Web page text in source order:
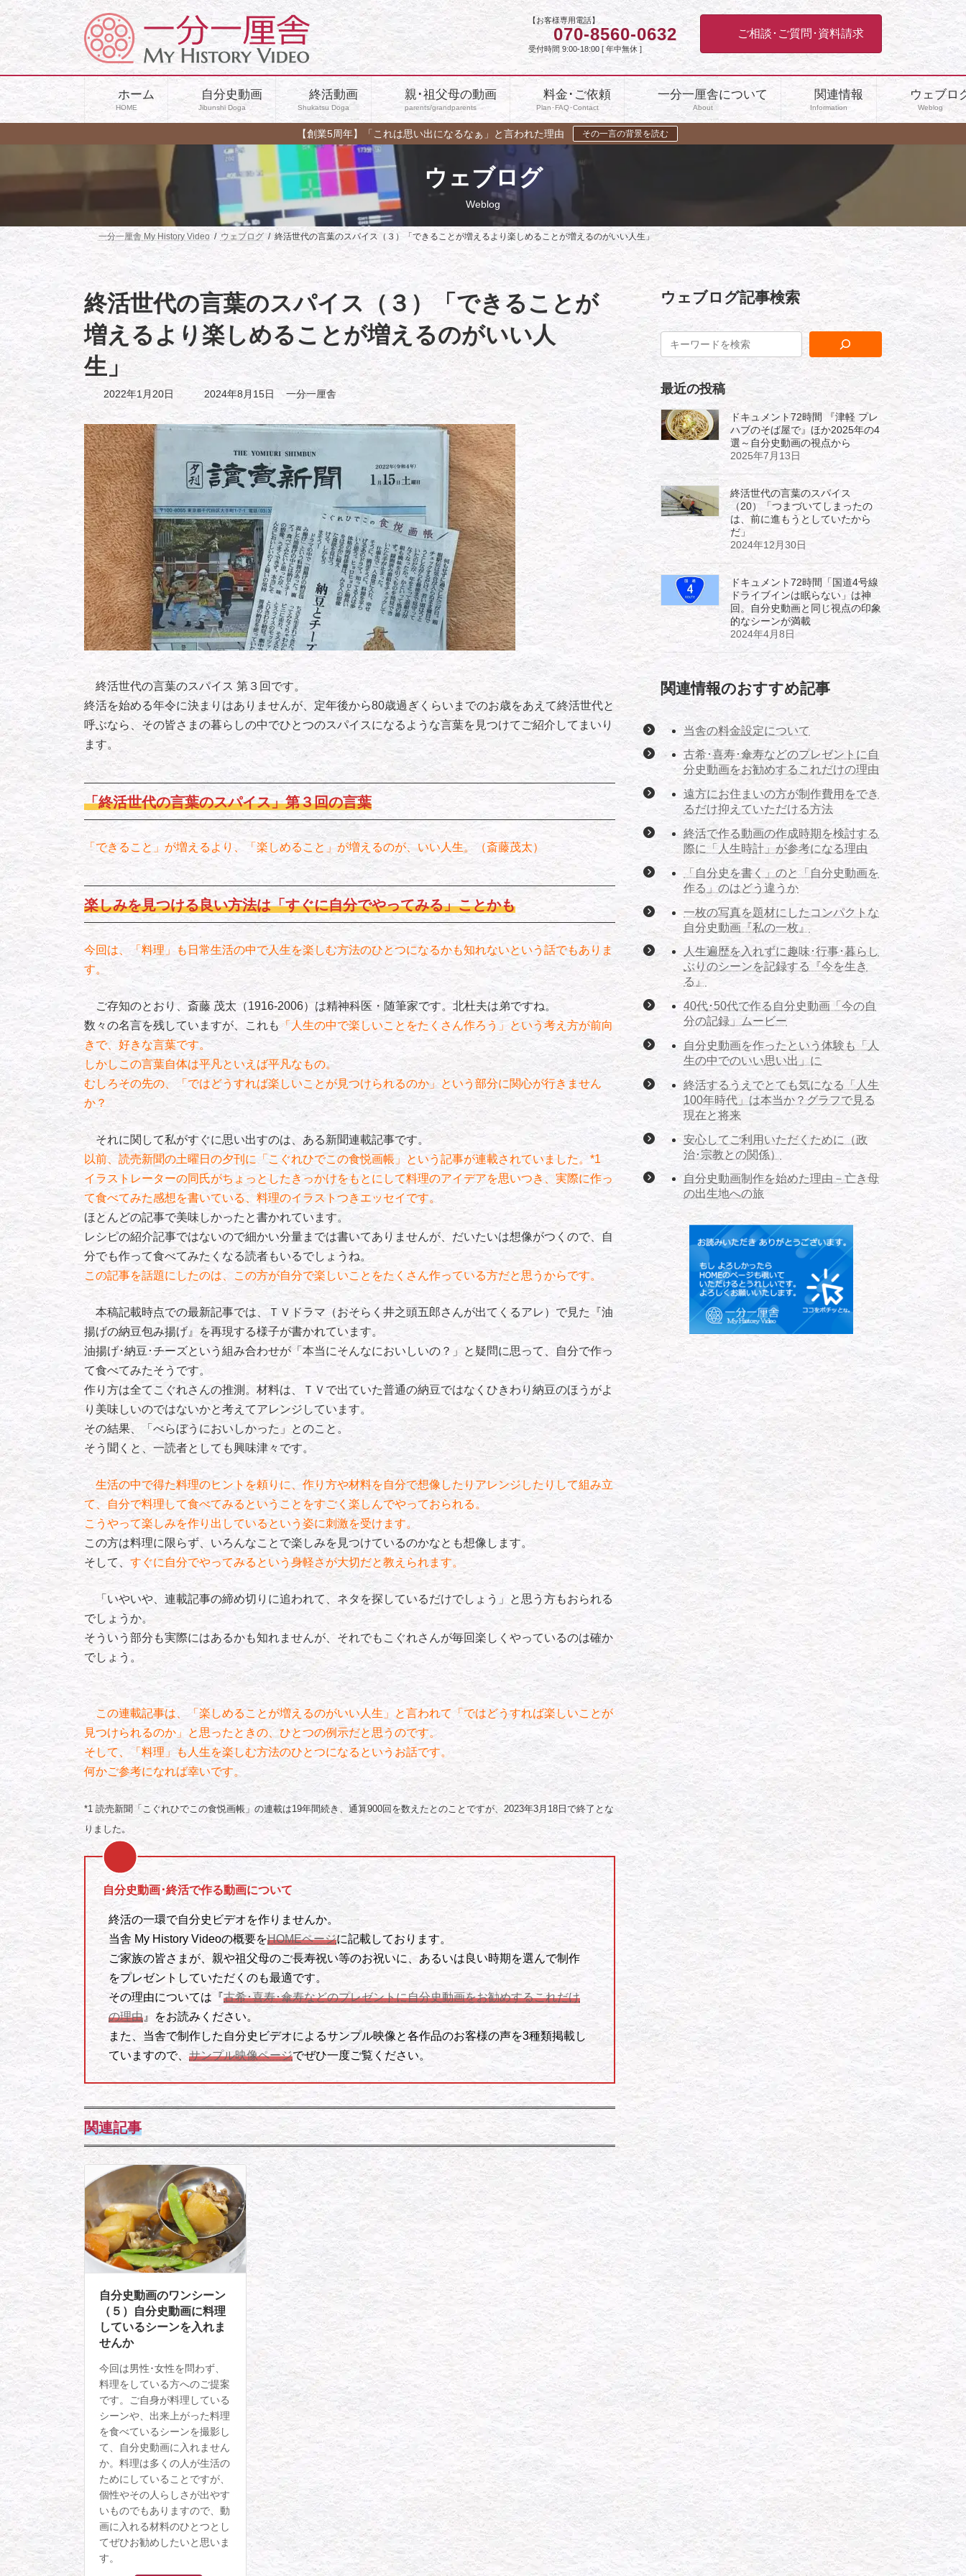
コ
ン
テ
ン
ツ
ス
ッ
ナ
ビ
ゲ
ー
シ
ン
移
【お客様専用電話】
070-8560-0632
受付時間 9:00-18:00 [ 年中無休 ]
ご相談･ご質問･資料請求
ホーム
HOME
自分史動画
Jibunshi Doga
終活動画
Shukatsu Doga
親･祖父母の動画
parents/grandparents
料金･ご依頼
Plan･FAQ･Contact
一分一厘舎について
About
関連情報
Information
ウェブロ
Weblog
【創業5周年】「これは思い出になるなぁ」と言われた理由 その一言の背景を読む
ウェブログ
Weblog
一分一厘舎 My History Video ウェブログ 終活世代の言葉のスパイス（３）「できることが増えるより楽しめることが増えるのがいい人生」
終活世代の言葉のスパイス（３）「できることが
増えるより楽しめることが増えるのがいい人
生」
2022年1月20日
最
新
時
:
2024年8月15日 一分一厘舎
終活世代の言葉のスパイス 第３回です。
終活を始める年令に決まりはありませんが、 定年後から80歳過ぎくらいまでのお歳をあえて終活世代と
呼ぶなら、その皆さまの暮らしの中でひとつのスパイスになるような言葉を見つけてご紹介してまいり
ます。
「終活世代の言葉のスパイス」第３回の言葉
「できること」が増えるより、「楽しめること」が増えるのが、いい人生。（斎藤茂太）
楽しみを見つける良い方法は「すぐに自分でやってみる」ことかも
今回は、「料理」も日常生活の中で人生を楽しむ方法のひとつになるかも知れないという話でもありま
す。
ご存知のとおり、斎藤 茂太（1916-2006）は精神科医・随筆家です。北杜夫は弟ですね。
数々の名言を残していますが、これも 「人生の中で楽しいことをたくさん作ろう」という考え方が前向
きで、好きな言葉です。
しかしこの言葉自体は平凡といえば平凡なもの。
むしろその先の、「ではどうすれば楽しいことが見つけられるのか」という部分に関心が行きません
か？
それに関して私がすぐに思い出すのは、ある新聞連載記事です。
以前、読売新聞の土曜日の夕刊に「こぐれひでこの食悦画帳」という記事が連載されていました。*1
イラストレーターの同氏がちょっとしたきっかけをもとにして料理のアイデアを思いつき、実際に作っ
て食べてみた感想を書いている、料理のイラストつきエッセイです。
ほとんどの記事で美味しかったと書かれています。
レシピの紹介記事ではないので細かい分量までは書いてありませんが、だいたいは想像がつくので、自
分でも作って食べてみたくなる読者もいるでしょうね。
この記事を話題にしたのは、この方が自分で楽しいことをたくさん作っている方だと思うからです。
本稿記載時点での最新記事では、ＴＶドラマ（おそらく井之頭五郎さんが出てくるアレ）で見た『油
揚げの納豆包み揚げ』を再現する様子が書かれています。
油揚げ･納豆･チーズという組み合わせが「本当にそんなにおいしいの？」と疑問に思って、自分で作っ
て食べてみたそうです。
作り方は全てこぐれさんの推測。材料は、ＴＶで出ていた普通の納豆ではなくひきわり納豆のほうがよ
り美味しいのではないかと考えてアレンジしています。
その結果、「べらぼうにおいしかった」とのこと。
そう聞くと、一読者としても興味津々です。
生活の中で得た料理のヒントを頼りに、作り方や材料を自分で想像したりアレンジしたりして組み立
て、自分で料理して食べてみるということをすごく楽しんでやっておられる。
こうやって楽しみを作り出しているという姿に刺激を受けます。
この方は料理に限らず、いろんなことで楽しみを見つけているのかなとも想像します。
そして、 すぐに自分でやってみるという身軽さが大切だと教えられます。
「いやいや、連載記事の締め切りに追われて、ネタを探しているだけでしょう」と思う方もおられる
でしょうか。
そういう部分も実際にはあるかも知れませんが、それでもこぐれさんが毎回楽しくやっているのは確か
でしょう。
この連載記事は、「楽しめることが増えるのがいい人生」と言われて「ではどうすれば楽しいことが
見つけられるのか」と思ったときの、ひとつの例示だと思うのです。
そして、「料理」も人生を楽しむ方法のひとつになるというお話です。
何かご参考になれば幸いです。
*1 読売新聞「こぐれひでこの食悦画帳」の連載は19年間続き、通算900回を数えたとのことですが、2023年3月18日で終了とな
りました。
自分史動画･終活で作る動画について
終活の一環で自分史ビデオを作りませんか。
当舎 My History Videoの概要をHOMEページに記載しております。
ご家族の皆さまが、親や祖父母のご長寿祝い等のお祝いに、あるいは良い時期を選んで制作
をプレゼントしていただくのも最適です。
その理由については『古希･喜寿･傘寿などのプレゼントに自分史動画をお勧めするこれだけ
の理由 』をお読みください。
また、当舎で制作した自分史ビデオによるサンプル映像と各作品のお客様の声を3種類掲載し
ていますので、サンプル映像ページでぜひ一度ご覧ください。
関連記事
自分史動画のワンシーン
（５）自分史動画に料理
しているシーンを入れま
せんか
今回は男性･女性を問わず、
料理をしている方へのご提案
です。ご自身が料理している
シーンや、出来上がった料理
を食べているシーンを撮影し
て、自分史動画に入れません
か。料理は多くの人が生活の
ためにしていることですが、
個性やその人らしさが出やす
いものでもありますので、動
画に入れる材料のひとつとし
てぜひお勧めしたいと思いま
す。
ウェブログ記事検索
最近の投稿
ドキュメント72時間 『津軽 プレ
ハブのそば屋で』ほか2025年の4
選～自分史動画の視点から
2025年7月13日
終活世代の言葉のスパイス
（20）「つまづいてしまったの
は、前に進もうとしていたから
だ」
2024年12月30日
ドキュメント72時間「国道4号線
ドライブインは眠らない」は神
回。自分史動画と同じ視点の印象
的なシーンが満載
2024年4月8日
関連情報のおすすめ記事
当舎の料金設定について
古希･喜寿･傘寿などのプレゼントに自
分史動画をお勧めするこれだけの理由
遠方にお住まいの方が制作費用をでき
るだけ抑えていただける方法
終活で作る動画の作成時期を検討する
際に「人生時計」が参考になる理由
「自分史を書く」のと「自分史動画を
作る」のはどう違うか
一枚の写真を題材にしたコンパクトな
自分史動画『私の一枚』
人生遍歴を入れずに趣味･行事･暮らし
ぶりのシーンを記録する『今を生き
る』
40代･50代で作る自分史動画「今の自
分の記録」ムービー
自分史動画を作ったという体験も「人
生の中でのいい思い出」に
終活するうえでとても気になる「人生
100年時代」は本当か？グラフで見る
現在と将来
安心してご利用いただくために（政
治･宗教との関係）
自分史動画制作を始めた理由－亡き母
の出生地への旅